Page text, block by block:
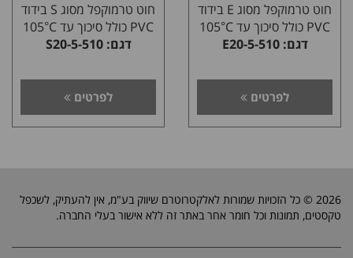
חוט טרמוקפל מסוג E בידוד
PVC כולל סיכוך עד 105°C
דגם: E20-5-510
לפרטים
חוט טרמוקפל מסוג S בידוד
PVC כולל סיכוך עד 105°C
דגם: S20-5-510
לפרטים
2026 © כל הזכויות שמורות לאלקטרוטרם שיווק בע"מ, אין להעתיק, לשכפל
טקסטים, תמונות וכל חומר אחר באתר זה ללא אישור בעלי החברה.